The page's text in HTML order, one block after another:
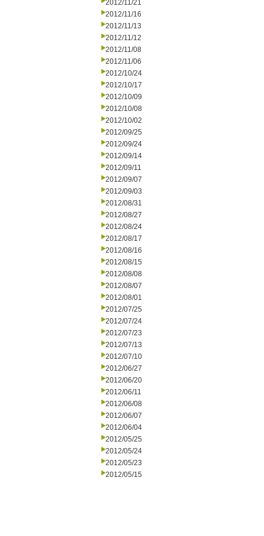
2012/11/21
2012/11/16
2012/11/13
2012/11/12
2012/11/08
2012/11/06
2012/10/24
2012/10/17
2012/10/09
2012/10/08
2012/10/02
2012/09/25
2012/09/24
2012/09/14
2012/09/11
2012/09/07
2012/09/03
2012/08/31
2012/08/27
2012/08/24
2012/08/17
2012/08/16
2012/08/15
2012/08/08
2012/08/07
2012/08/01
2012/07/25
2012/07/24
2012/07/23
2012/07/13
2012/07/10
2012/06/27
2012/06/20
2012/06/11
2012/06/08
2012/06/07
2012/06/04
2012/05/25
2012/05/24
2012/05/23
2012/05/15